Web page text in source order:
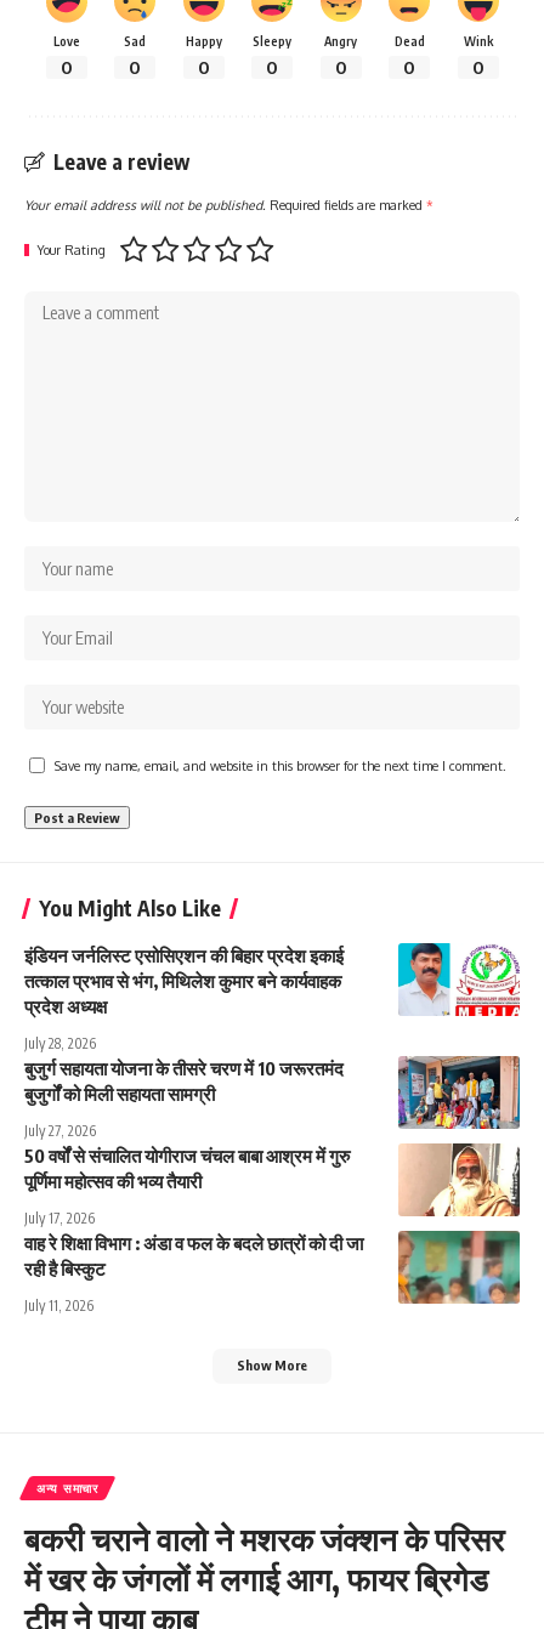
Love
0
Sad
0
Happy
0
Sleepy
0
Angry
0
Dead
0
Wink
0
Leave a review
Your email address will not be published. Required fields are marked *
Your Rating
Save my name, email, and website in this browser for the next time I comment.
You Might Also Like
इंडियन जर्नलिस्ट एसोसिएशन की बिहार प्रदेश इकाई
तत्काल प्रभाव से भंग, मिथिलेश कुमार बने कार्यवाहक
प्रदेश अध्यक्ष
July 28, 2026
बुजुर्ग सहायता योजना के तीसरे चरण में 10 जरूरतमंद
बुजुर्गों को मिली सहायता सामग्री
July 27, 2026
50 वर्षों से संचालित योगीराज चंचल बाबा आश्रम में गुरु
पूर्णिमा महोत्सव की भव्य तैयारी
July 17, 2026
वाह रे शिक्षा विभाग : अंडा व फल के बदले छात्रों को दी जा
रही है बिस्कुट
July 11, 2026
Show More
अन्य समाचार
बकरी चराने वालो ने मशरक जंक्शन के परिसर
में खर के जंगलों में लगाई आग, फायर ब्रिगेड
टीम ने पाया काबू